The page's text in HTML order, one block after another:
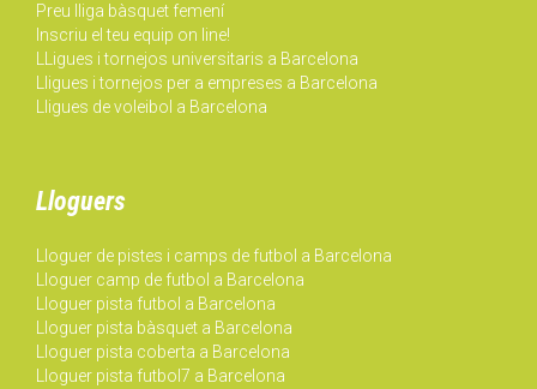
Preu lliga bàsquet femení
Inscriu el teu equip on line!
LLigues i tornejos universitaris a Barcelona
Lligues i tornejos per a empreses a Barcelona
Lligues de voleibol a Barcelona
Lloguers
Lloguer de pistes i camps de futbol a Barcelona
Lloguer camp de futbol a Barcelona
Lloguer pista futbol a Barcelona
Lloguer pista bàsquet a Barcelona
Lloguer pista coberta a Barcelona
Lloguer pista futbol7 a Barcelona